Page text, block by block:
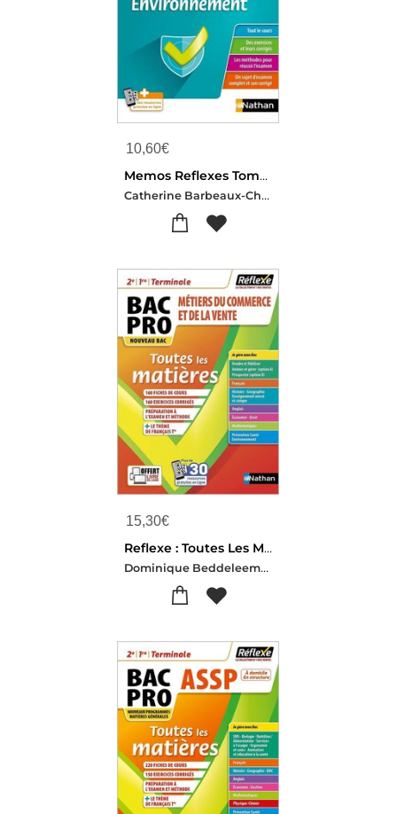
10,60€
Memos Reflexes Tome 15 : Memo Prevention Sante Environnement : Cap (edition 2021)
Catherine Barbeaux-Christelle Lorthios-Marie-cecile Senechal
15,30€
Reflexe : Toutes Les Matieres ; 2de/1re/terminale, Bac Pro Metiers Du Commerce Et De La Vente (edition 2021)
Dominique Beddeleem-Pascal Besson-Louise Cauchard-Isabelle Delaunay-Christophe Desaintghislain